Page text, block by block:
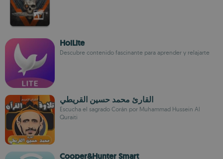
HoiLite
Descubre contenido fascinante para aprender y relajarte
القارئ محمد حسين القريطي
Escucha el sagrado Corán por Muhammad Hussein Al
Quraiti
Cooper&Hunter Smart